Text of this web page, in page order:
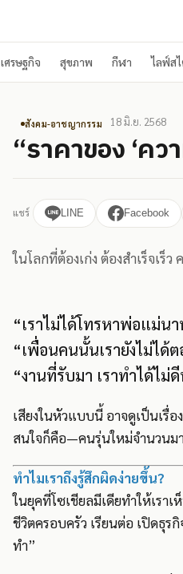
เศรษฐกิจ สุขภาพ กีฬา ไลฟ์ส
สังคม-อาชญากรรม 18 มิ.ย. 2568
“ราคาของ ‘ค
แชร์ LINE Facebook
ในโลกที่ต้องเก่ง ต้องสำเร็จเร็
“เราไม่ได้โทรหาพ่อแม่น
“เพื่อนคนนั้นเรายังไม่ได้
“งานที่รับมา เราทำได้ไม่
เสียงในหัวแบบนี้ อาจดูเป็นเรื่
สนใจก็คือ—คนรุ่นใหม่จำนวนมา
ทำไมเราถึงรู้สึกผิดง่ายขึ้น?
ในยุคที่โซเชียลมีเดียทำให้เรา
ชีวิตครอบครัว เรียนต่อ เปิดธุร
ทำ”